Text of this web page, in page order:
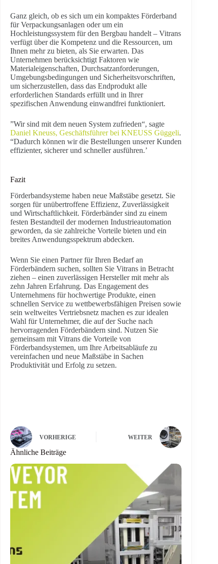
Ganz gleich, ob es sich um ein kompaktes Förderband
für Verpackungsanlagen oder um ein
Hochleistungssystem für den Bergbau handelt – Vitrans
verfügt über die Kompetenz und die Ressourcen, um
Ihnen mehr zu bieten, als Sie erwarten. Das
Unternehmen berücksichtigt Faktoren wie
Materialeigenschaften, Durchsatzanforderungen,
Umgebungsbedingungen und Sicherheitsvorschriften,
um sicherzustellen, dass das Endprodukt alle
erforderlichen Standards erfüllt und in Ihrer
spezifischen Anwendung einwandfrei funktioniert.
”Wir sind mit dem neuen System zufrieden“, sagte
Daniel Kneuss, Geschäftsführer bei KNEUSS Güggeli.
“Dadurch können wir die Bestellungen unserer Kunden
effizienter, sicherer und schneller ausführen.’
Fazit
Förderbandsysteme haben neue Maßstäbe gesetzt. Sie
sorgen für unübertroffene Effizienz, Zuverlässigkeit
und Wirtschaftlichkeit. Förderbänder sind zu einem
festen Bestandteil der modernen Industrieautomation
geworden, da sie zahlreiche Vorteile bieten und ein
breites Anwendungsspektrum abdecken.
Wenn Sie einen Partner für Ihren Bedarf an
Förderbändern suchen, sollten Sie Vitrans in Betracht
ziehen – einen zuverlässigen Hersteller mit mehr als
zehn Jahren Erfahrung. Das Engagement des
Unternehmens für hochwertige Produkte, einen
schnellen Service zu wettbewerbsfähigen Preisen sowie
sein weltweites Vertriebsnetz machen es zur idealen
Wahl für Unternehmer, die auf der Suche nach
hervorragenden Förderbändern sind. Nutzen Sie
gemeinsam mit Vitrans die Vorteile von
Förderbandsystemen, um Ihre Arbeitsabläufe zu
vereinfachen und neue Maßstäbe in Sachen
Produktivität und Erfolg zu setzen.
VORHERIGE WEITER
Ähnliche Beiträge